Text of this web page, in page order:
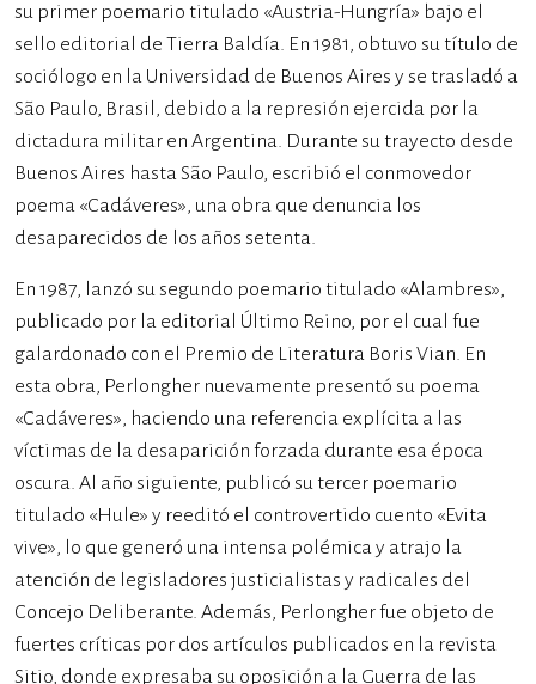
su primer poemario titulado «Austria-Hungría» bajo el
sello editorial de Tierra Baldía. En 1981, obtuvo su título de
sociólogo en la Universidad de Buenos Aires y se trasladó a
São Paulo, Brasil, debido a la represión ejercida por la
dictadura militar en Argentina. Durante su trayecto desde
Buenos Aires hasta São Paulo, escribió el conmovedor
poema «Cadáveres», una obra que denuncia los
desaparecidos de los años setenta.
En 1987, lanzó su segundo poemario titulado «Alambres»,
publicado por la editorial Último Reino, por el cual fue
galardonado con el Premio de Literatura Boris Vian. En
esta obra, Perlongher nuevamente presentó su poema
«Cadáveres», haciendo una referencia explícita a las
víctimas de la desaparición forzada durante esa época
oscura. Al año siguiente, publicó su tercer poemario
titulado «Hule» y reeditó el controvertido cuento «Evita
vive», lo que generó una intensa polémica y atrajo la
atención de legisladores justicialistas y radicales del
Concejo Deliberante. Además, Perlongher fue objeto de
fuertes críticas por dos artículos publicados en la revista
Sitio, donde expresaba su oposición a la Guerra de las